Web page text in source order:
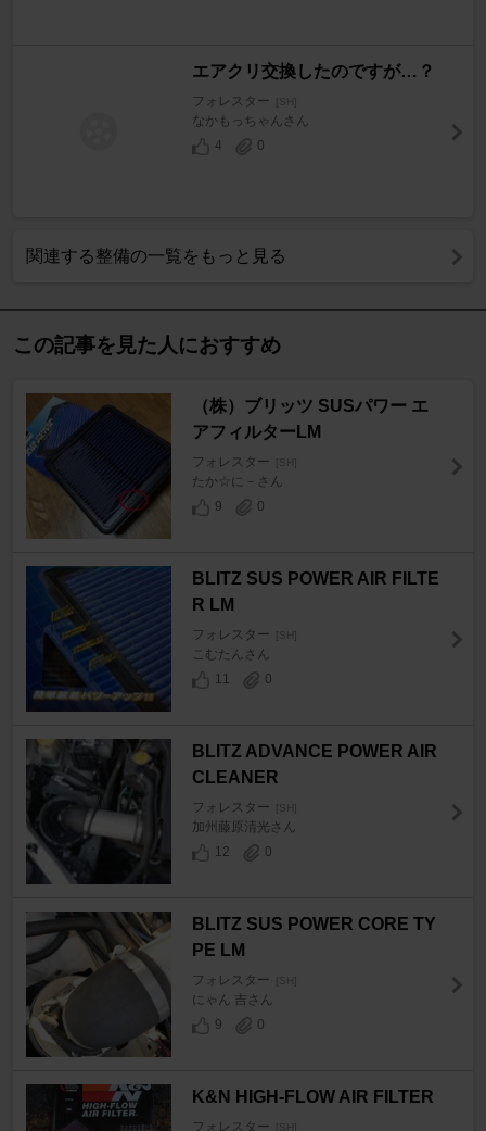
エアクリ交換したのですが…？
フォレスター
なかもっちゃんさん
4
0
関連する整備の一覧をもっと見る
この記事を見た人におすすめ
（株）ブリッツ SUSパワー エ
アフィルターLM
フォレスター
たか☆に－さん
9
0
BLITZ SUS POWER AIR FILTE
R LM
フォレスター
こむたんさん
11
0
BLITZ ADVANCE POWER AIR
CLEANER
フォレスター
加州藤原清光さん
12
0
BLITZ SUS POWER CORE TY
PE LM
フォレスター
にゃん 吉さん
9
0
K&N HIGH-FLOW AIR FILTER
フォレスター